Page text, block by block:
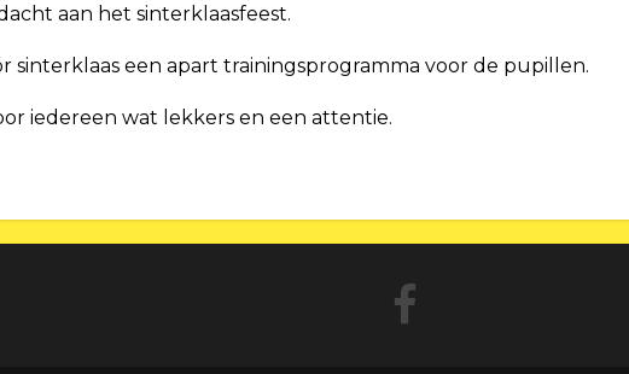
aan het sinterklaasfeest.
sinterklaas een apart trainingsprogramma voor de pupillen.
iedereen wat lekkers en een attentie.